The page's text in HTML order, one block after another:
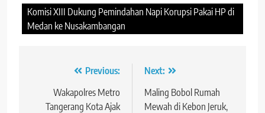
Komisi XIII Dukung Pemindahan Napi Korupsi Pakai HP di
Medan ke Nusakambangan
Navigasi Previous:
Wakapolres Metro
Tangerang Kota Ajak
Next:
Maling Bobol Rumah
Mewah di Kebon Jeruk,